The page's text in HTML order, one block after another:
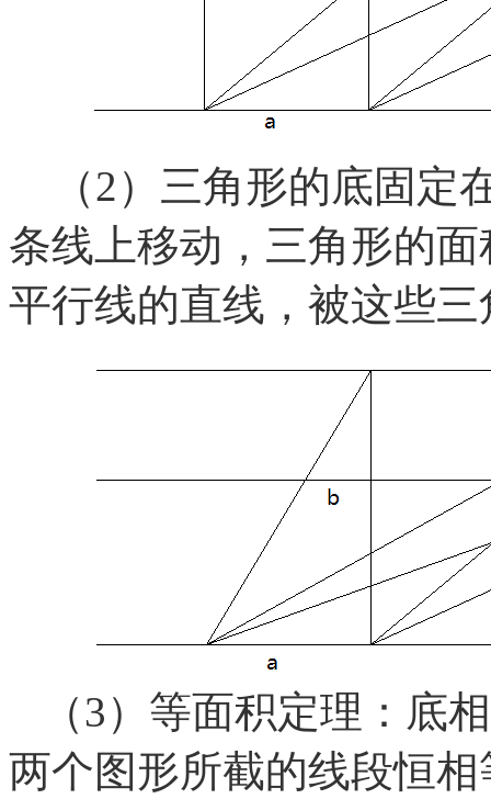
（2）三角形的底固定
条线上移动，三角形的
平行线的直线，被这些
（3）等面积定理：底
两个图形所截的线段恒